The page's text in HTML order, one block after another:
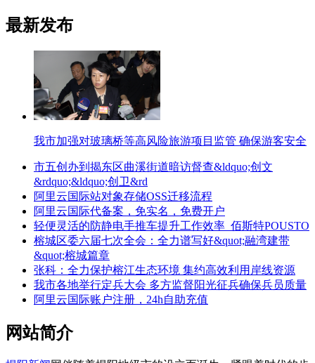
最新发布
我市加强对玻璃桥等高风险旅游项目监管 确保游客安全
市五创办到揭东区曲溪街道暗访督查&ldquo;创文
&rdquo;&ldquo;创卫&rd
阿里云国际站对象存储OSS迁移流程
阿里云国际代备案，免实名，免费开户
轻便灵活的防静电手推车提升工作效率_佰斯特POUSTO
榕城区委六届七次全会：全力谱写好&quot;融湾建带
&quot;榕城篇章
张科：全力保护榕江生态环境 集约高效利用岸线资源
我市各地举行定兵大会 多方监督阳光征兵确保兵员质量
阿里云国际账户注册，24h自助充值
网站简介